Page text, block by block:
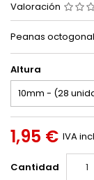
Valoración
Peanas
Altura
1,95 € IVA
Cantidad